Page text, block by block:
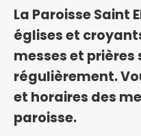
La Paroisse Saint
églises et
messes et
régulièrement.
et horaires des
paroisse.